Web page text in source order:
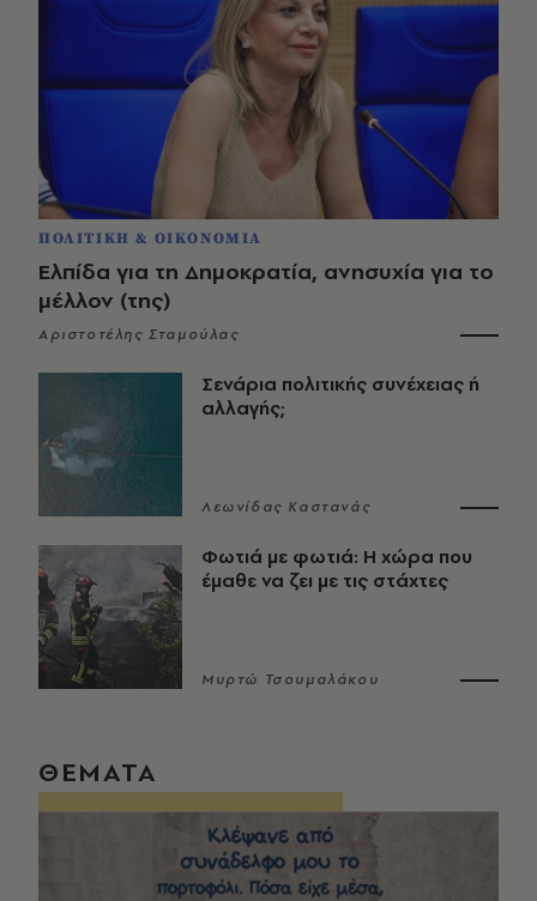
ΠΟΛΙΤΙΚΗ & ΟΙΚΟΝΟΜΙΑ
Ελπίδα για τη Δημοκρατία, ανησυχία για το
μέλλον (της)
Αριστοτέλης Σταμούλας
Σενάρια πολιτικής συνέχειας ή
αλλαγής;
Λεωνίδας Καστανάς
Φωτιά με φωτιά: Η χώρα που
έμαθε να ζει με τις στάχτες
Μυρτώ Τσουμαλάκου
ΘΕΜΑΤΑ